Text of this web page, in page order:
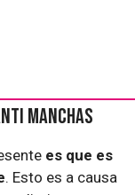
manchas
es que es
. Esto es a causa